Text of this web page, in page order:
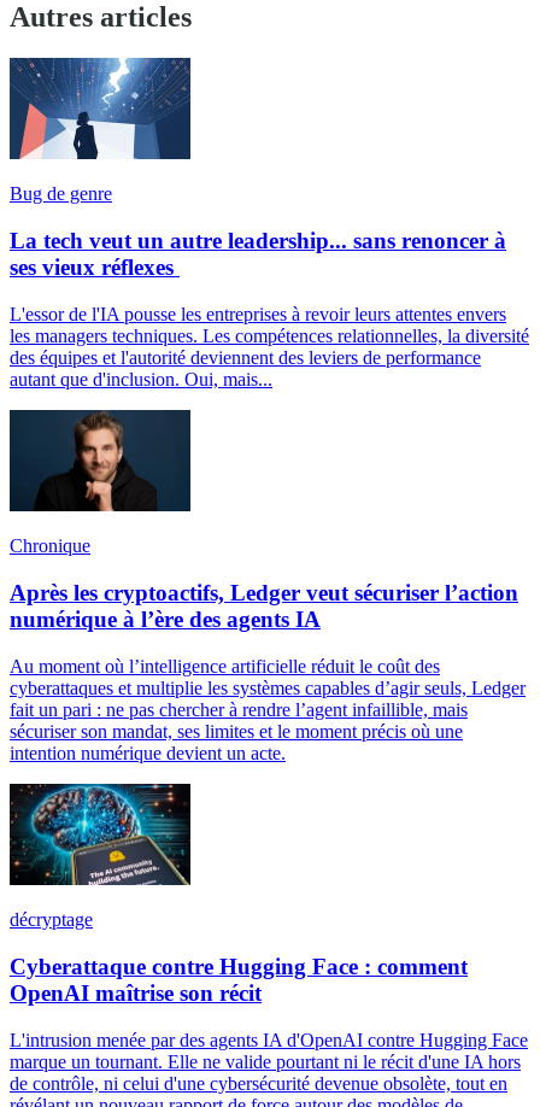
Autres articles
Bug de genre
La tech veut un autre leadership... sans renoncer à
ses vieux réflexes
L'essor de l'IA pousse les entreprises à revoir leurs attentes envers
les managers techniques. Les compétences relationnelles, la diversité
des équipes et l'autorité deviennent des leviers de performance
autant que d'inclusion. Oui, mais...
Chronique
Après les cryptoactifs, Ledger veut sécuriser l’action
numérique à l’ère des agents IA
Au moment où l’intelligence artificielle réduit le coût des
cyberattaques et multiplie les systèmes capables d’agir seuls, Ledger
fait un pari : ne pas chercher à rendre l’agent infaillible, mais
sécuriser son mandat, ses limites et le moment précis où une
intention numérique devient un acte.
décryptage
Cyberattaque contre Hugging Face : comment
OpenAI maîtrise son récit
L'intrusion menée par des agents IA d'OpenAI contre Hugging Face
marque un tournant. Elle ne valide pourtant ni le récit d'une IA hors
de contrôle, ni celui d'une cybersécurité devenue obsolète, tout en